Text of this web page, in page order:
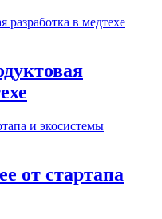
от стартапа